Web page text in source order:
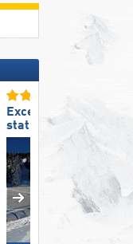
Excellente
station de ski familiale